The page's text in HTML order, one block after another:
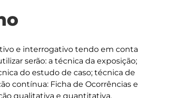
e interrogativo tendo em conta
serão: a técnica da exposição;
do estudo de caso; técnica de
contínua: Ficha de Ocorrências e